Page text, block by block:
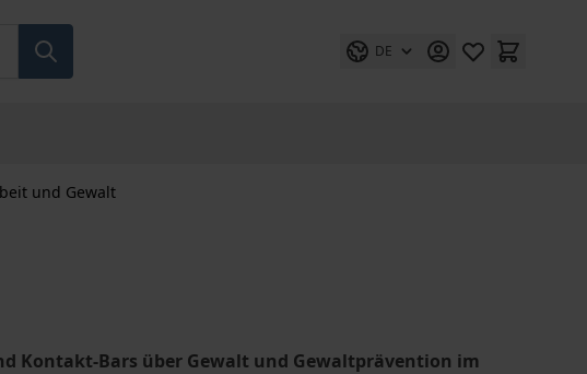
DE
und Gewalt
Kontakt-Bars über Gewalt und Gewaltprävention im